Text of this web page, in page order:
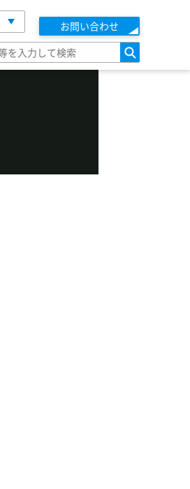
お問い合わせ
検索